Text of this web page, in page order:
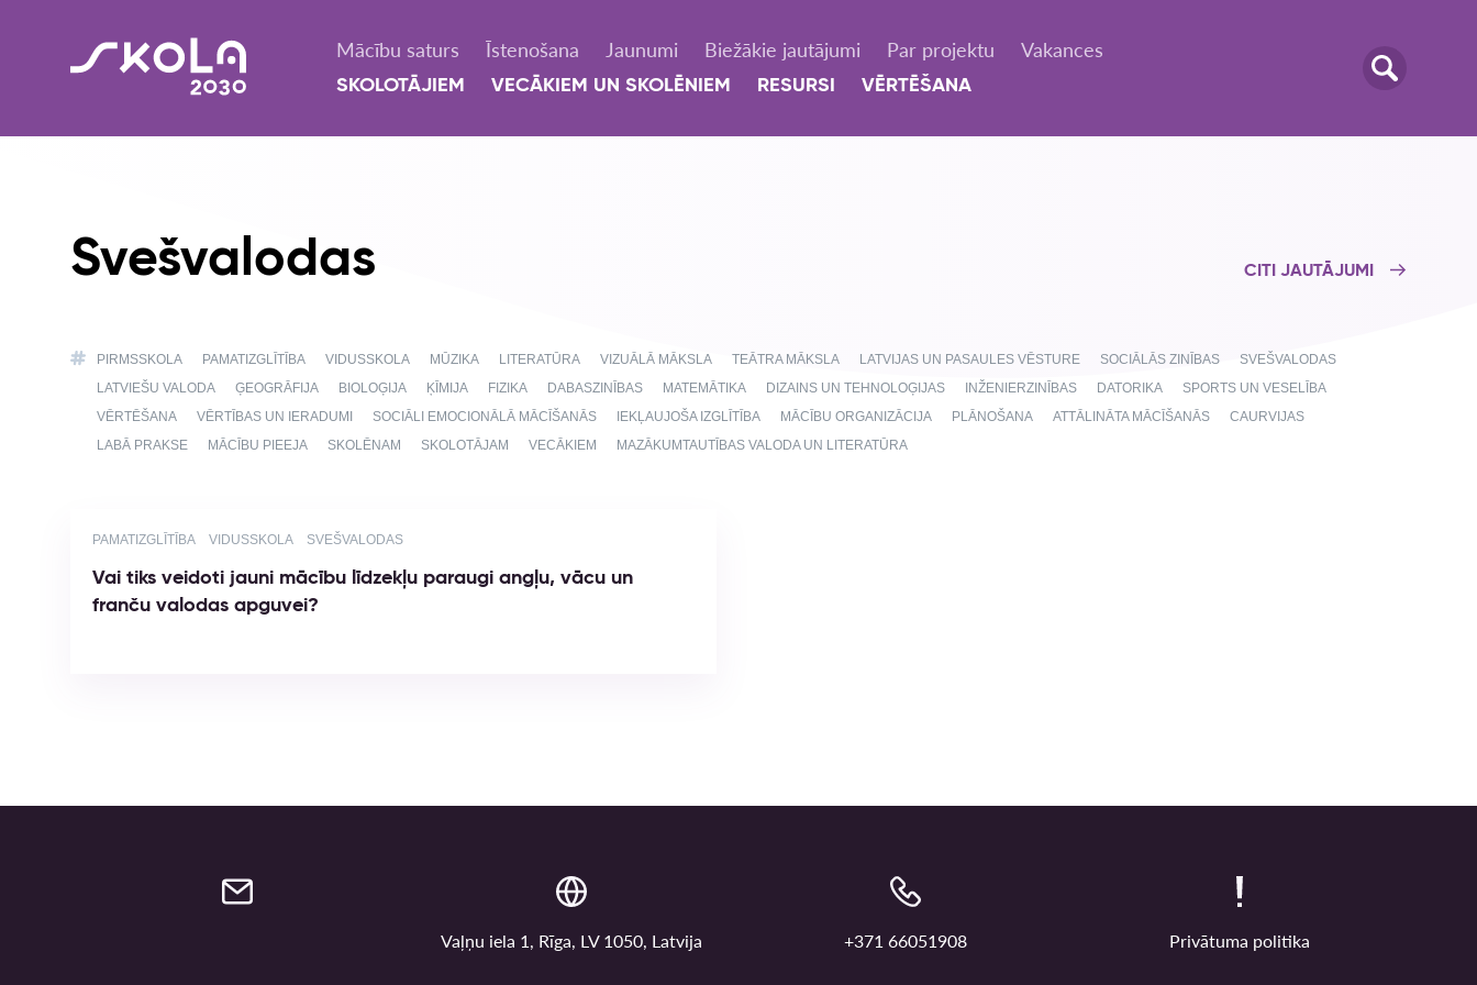
Mācību saturs Īstenošana Jaunumi Biežākie jautājumi Par projektu Vakances
SKOLOTĀJIEM VECĀKIEM UN SKOLĒNIEM RESURSI VĒRTĒŠANA
Svešvalodas CITI JAUTĀJUMI
PIRMSSKOLA PAMATIZGLĪTĪBA VIDUSSKOLA MŪZIKA LITERATŪRA VIZUĀLĀ MĀKSLA TEĀTRA MĀKSLA LATVIJAS UN PASAULES VĒSTURE SOCIĀLĀS ZINĪBAS
SVEŠVALODAS
LATVIEŠU VALODA
ĢEOGRĀFIJA BIOLOĢIJA ĶĪMIJA FIZIKA DABASZINĪBAS MATEMĀTIKA DIZAINS UN TEHNOLOĢIJAS INŽENIERZINĪBAS DATORIKA
SPORTS UN VESELĪBA
VĒRTĒŠANA
VĒRTĪBAS UN IERADUMI SOCIĀLI EMOCIONĀLĀ MĀCĪŠANĀS IEKĻAUJOŠA IZGLĪTĪBA MĀCĪBU ORGANIZĀCIJA PLĀNOŠANA ATTĀLINĀTA MĀCĪŠANĀS
CAURVIJAS
LABĀ PRAKSE
MĀCĪBU PIEEJA SKOLĒNAM SKOLOTĀJAM VECĀKIEM MAZĀKUMTAUTĪBAS VALODA UN LITERATŪRA
PAMATIZGLĪTĪBA VIDUSSKOLA SVEŠVALODAS
Vai tiks veidoti jauni mācību līdzekļu paraugi angļu, vācu un
franču valodas apguvei?
Vaļņu iela 1, Rīga, LV 1050, Latvija +371 66051908 Privātuma politika